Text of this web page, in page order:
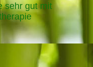
sehr gut mit